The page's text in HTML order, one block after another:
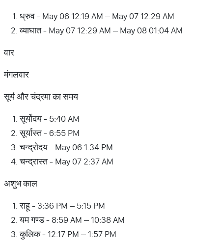
ध्रुव - May 06 12:19 AM – May 07 12:29 AM
व्याघात - May 07 12:29 AM – May 08 01:04 AM
वार
मंगलवार
सूर्य और चंद्रमा का समय
सूर्योदय - 5:40 AM
सूर्यास्त - 6:55 PM
चन्द्रोदय - May 06 1:34 PM
चन्द्रास्त - May 07 2:37 AM
अशुभ काल
राहू - 3:36 PM – 5:15 PM
यम गण्ड - 8:59 AM – 10:38 AM
कुलिक - 12:17 PM – 1:57 PM